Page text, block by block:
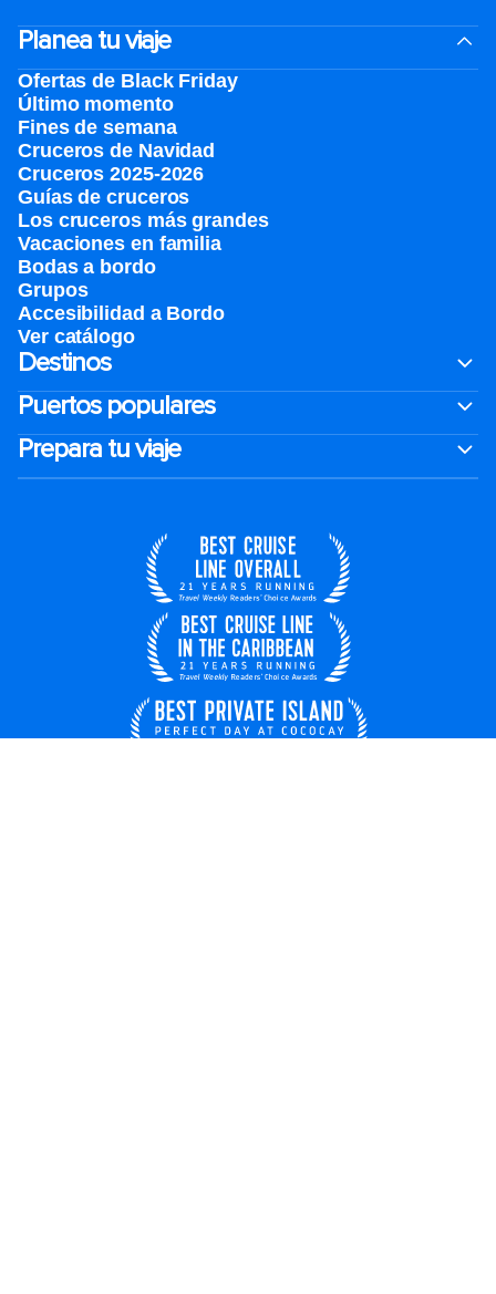
Planea tu viaje
Ofertas de Black Friday
Último momento
Fines de semana
Cruceros de Navidad
Cruceros 2025-2026
Guías de cruceros
Los cruceros más grandes
Vacaciones en familia
Bodas a bordo
Grupos
Accesibilidad a Bordo
Ver catálogo
Destinos
Puertos populares
Prepara tu viaje